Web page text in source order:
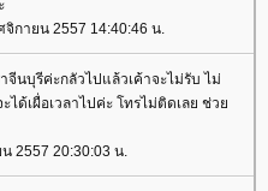
กายน 2557 14:40:46 น.
นบุรีค่ะกลัวไปแล้วเค้าจะไม่รับ ไม่
ได้เผื่อเวลาไปค่ะ โทรไม่ติดเลย ช่ว
2557 20:30:03 น.